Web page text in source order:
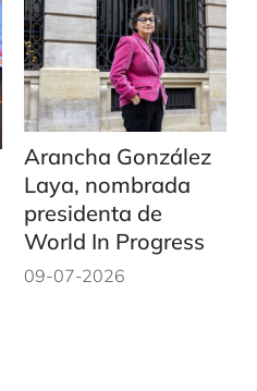
Arancha González
Laya, nombrada
presidenta de
World In Progress
09-07-2026